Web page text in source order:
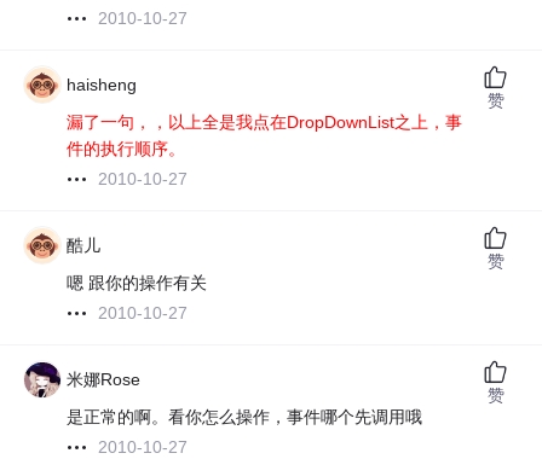
2010-10-27
haisheng
漏了一句，，以上全是我点在DropDownList之上，事
件的执行顺序。
2010-10-27
赞
酷儿
嗯 跟你的操作有关
2010-10-27
赞
米娜Rose
是正常的啊。看你怎么操作，事件哪个先调用哦
2010-10-27
赞